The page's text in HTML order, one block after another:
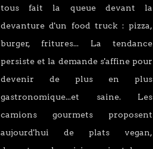
tous fait la queue devant la
devanture d'un food truck : pizza,
burger, fritures... La tendance
persiste et la demande s'affine pour
devenir de plus en plus
gastronomique...et saine. Les
camions gourmets proposent
aujourd'hui de plats vegan,